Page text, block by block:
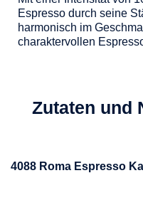
Espresso durch seine
harmonisch im
charaktervollen
Zutaten und
4088 Roma Espresso